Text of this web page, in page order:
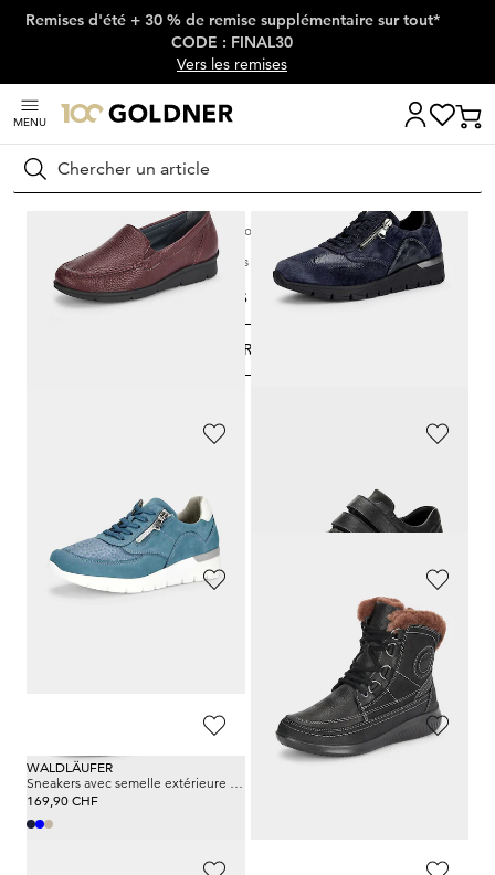
Passer la navigation, aller directement au contenu
Remises d'été + 30 % de remise supplémentaire sur tout*
CODE : FINAL30
Vers les remises
MENU
Rechercher
Chaussures & accessoires
Chaussures confort
Chaussures extra large
Chaussures extra large
FILTRER ET TRIER
Sneakers en cuir en largeur confort
WALDLÄUFER
Sneakers avec semelle extérieure à coussin d’air
169,90 CHF
WALDLÄUFER